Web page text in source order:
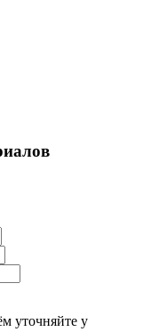
уточняйте у